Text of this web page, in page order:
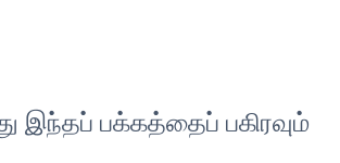
இந்தப் பக்கத்தைப் பகிரவும்